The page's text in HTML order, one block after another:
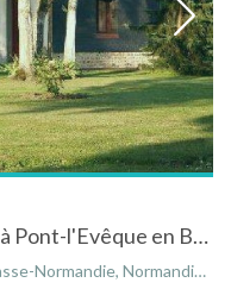
Gîte "L'HUILLIER" au long clos à Pont-l'Evêque en Basse-Normandie
Normandie, France